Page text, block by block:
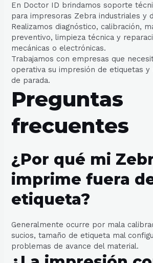
En Doctor ID brindamos soporte
para impresoras Zebra industriales y
Realizamos diagnóstico, calibración,
preventivo, limpieza técnica y
mecánicas o electrónicas.
Trabajamos con empresas que
operativa su impresión de etiquetas
de parada.
Preguntas
frecuentes
¿Por qué mi
imprime fuera
etiqueta?
Generalmente ocurre por mala
sucios, tamaño de etiqueta mal
problemas de avance del material.